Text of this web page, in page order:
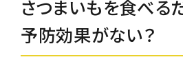
さつまいもを食べる
予防効果がない？